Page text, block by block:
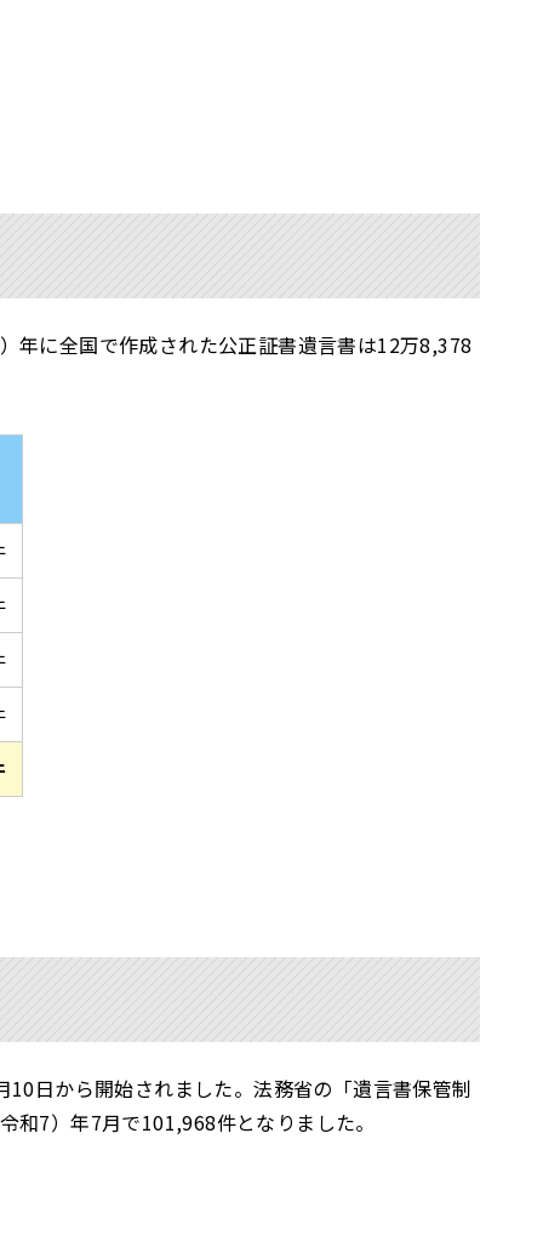
年に全国で作成された公正証書遺言書は12万8,378
日から開始されました。法務省の「遺言書保管制
7）年7月で101,968件となりました。